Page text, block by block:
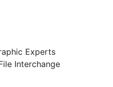
Experts
Interchange